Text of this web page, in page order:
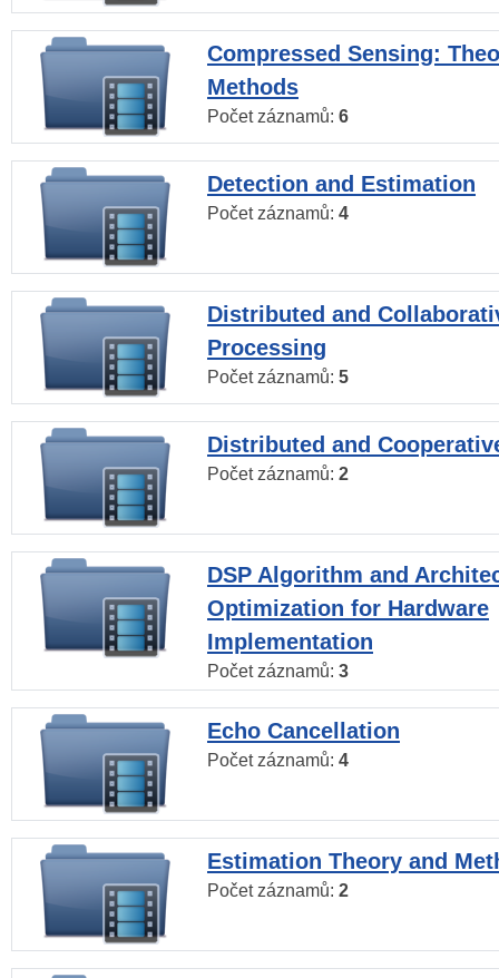
Compressed Sensing:
Methods
Počet záznamů: 6
Detection and Estimation
Počet záznamů: 4
Distributed and
Processing
Počet záznamů: 5
Distributed and
Počet záznamů: 2
DSP Algorithm and
Optimization for Hardware
Implementation
Počet záznamů: 3
Echo Cancellation
Počet záznamů: 4
Estimation Theory and
Počet záznamů: 2